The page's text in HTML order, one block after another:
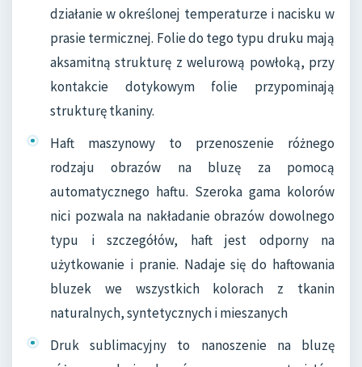
działanie w określonej temperaturze i nacisku w
prasie termicznej. Folie do tego typu druku mają
aksamitną strukturę z welurową powłoką, przy
kontakcie dotykowym folie przypominają
strukturę tkaniny.
Haft maszynowy to przenoszenie różnego
rodzaju obrazów na bluzę za pomocą
automatycznego haftu. Szeroka gama kolorów
nici pozwala na nakładanie obrazów dowolnego
typu i szczegółów, haft jest odporny na
użytkowanie i pranie. Nadaje się do haftowania
bluzek we wszystkich kolorach z tkanin
naturalnych, syntetycznych i mieszanych
Druk sublimacyjny to nanoszenie na bluzę